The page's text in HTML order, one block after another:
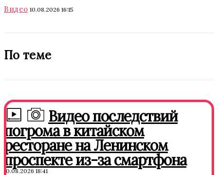
Видео 10.08.2026 16:15
По теме
Видео последствий
погрома в китайском
ресторане на Ленинском
проспекте из-за смартфона
10.08.2026 18:41